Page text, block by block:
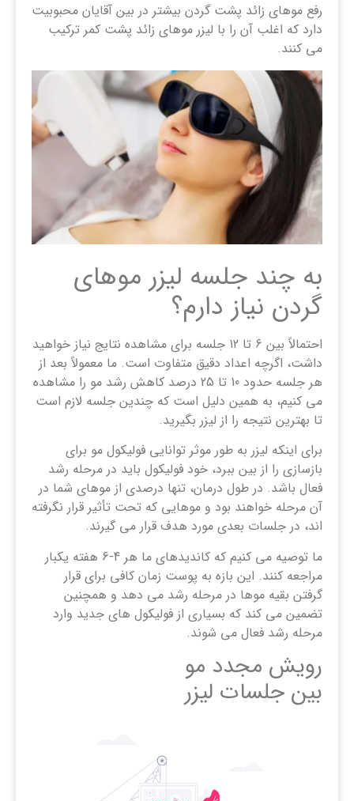
رفع موهای زائد پشت گردن بیشتر در بین آقایان محبوبیت
دارد که اغلب آن را با لیزر موهای زائد پشت کمر ترکیب
می کنند.
به چند جلسه لیزر موهای
گردن نیاز دارم؟
احتمالاً بین 6 تا 12 جلسه برای مشاهده نتایج نیاز خواهید
داشت، اگرچه اعداد دقیق متفاوت است. ما معمولاً بعد از
هر جلسه حدود 10 تا 25 درصد کاهش رشد مو را مشاهده
می کنیم، به همین دلیل است که چندین جلسه لازم است
تا بهترین نتیجه را از لیزر بگیرید.
برای اینکه لیزر به طور موثر توانایی فولیکول مو برای
بازسازی را از بین ببرد، خود فولیکول باید در مرحله رشد
فعال باشد. در طول درمان، تنها درصدی از موهای شما در
آن مرحله خواهند بود و موهایی که تحت تأثیر قرار نگرفته
‌اند، در جلسات بعدی مورد هدف قرار می گیرند.
ما توصیه می کنیم که کاندیدهای ما هر 4-6 هفته یکبار
مراجعه کنند. این بازه به پوست زمان کافی برای قرار
گرفتن بقیه موها در مرحله رشد می دهد و همچنین
تضمین می کند که بسیاری از فولیکول های جدید وارد
مرحله رشد فعال می شوند.
رويش مجدد مو
بین جلسات لیزر